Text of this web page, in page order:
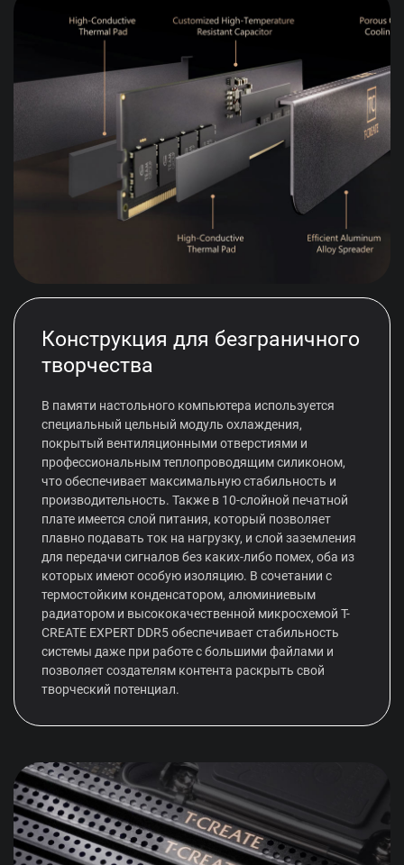
Конструкция для безграничного
творчества
В памяти настольного компьютера используется
специальный цельный модуль охлаждения,
покрытый вентиляционными отверстиями и
профессиональным теплопроводящим силиконом,
что обеспечивает максимальную стабильность и
производительность. Также в 10-слойной печатной
плате имеется слой питания, который позволяет
плавно подавать ток на нагрузку, и слой заземления
для передачи сигналов без каких-либо помех, оба из
которых имеют особую изоляцию. В сочетании с
термостойким конденсатором, алюминиевым
радиатором и высококачественной микросхемой T-
CREATE EXPERT DDR5 обеспечивает стабильность
системы даже при работе с большими файлами и
позволяет создателям контента раскрыть свой
творческий потенциал.